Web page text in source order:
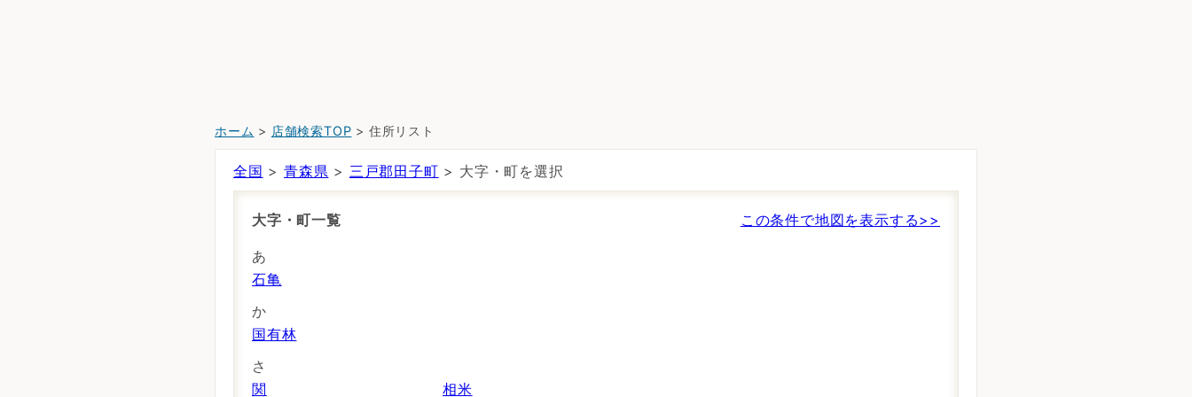
ホーム > 店舗検索TOP > 住所リスト
全国 >青森県 > 三戸郡田子町 > 大字・町を選択
大字・町一覧 この条件で地図を表示する>>
あ
石亀
か
国有林
さ
関
相米